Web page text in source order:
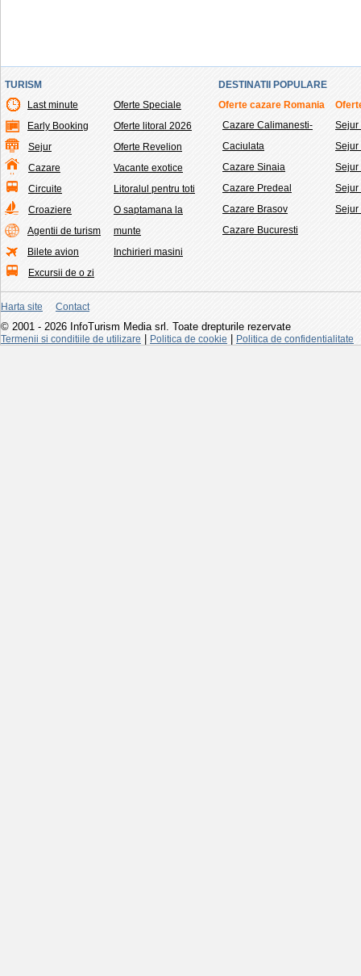
TURISM
Last minute
Early Booking
Sejur
Cazare
Circuite
Croaziere
Agentii de turism
Bilete avion
Excursii de o zi
Oferte Speciale
Oferte litoral 2026
Oferte Revelion
Vacante exotice
Litoralul pentru toti
O saptamana la
munte
Inchirieri masini
DESTINATII POPULARE
Oferte cazare Romania
Cazare Calimanesti-
Caciulata
Cazare Sinaia
Cazare Predeal
Cazare Brasov
Cazare Bucuresti
Sejur
Sejur
Sejur
Sejur
Sejur
Harta site Contact
© 2001 - 2026 InfoTurism Media srl. Toate drepturile rezervate
Termenii si conditiile de utilizare Politica de cookie Politica de confidentialitate